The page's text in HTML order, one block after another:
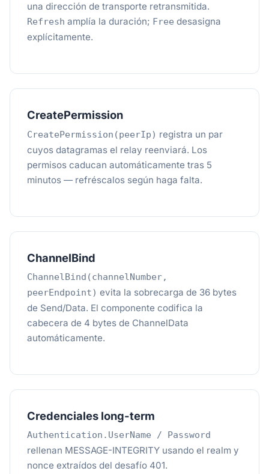
una dirección de transporte retransmitida.
Refresh amplía la duración; Free desasigna
explícitamente.
CreatePermission
CreatePermission(peerIp) registra un par
cuyos datagramas el relay reenviará. Los
permisos caducan automáticamente tras 5
minutos — refréscalos según haga falta.
ChannelBind
ChannelBind(channelNumber,
peerEndpoint) evita la sobrecarga de 36 bytes
de Send/Data. El componente codifica la
cabecera de 4 bytes de ChannelData
automáticamente.
Credenciales long-term
Authentication.UserName / Password
rellenan MESSAGE-INTEGRITY usando el realm y
nonce extraídos del desafío 401.